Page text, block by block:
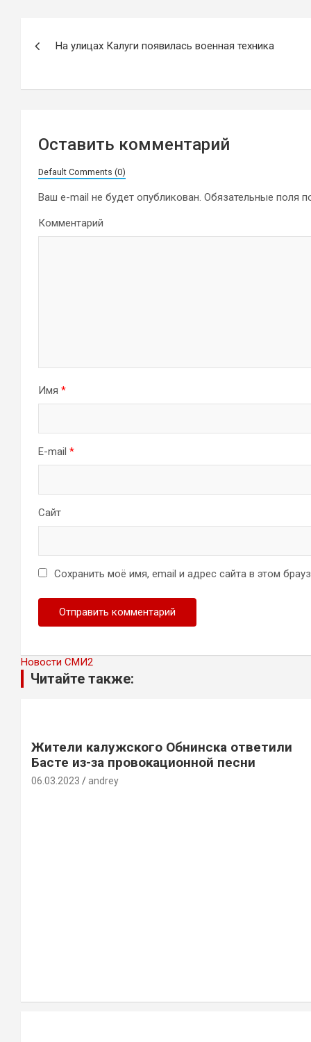
записям
На улицах Калуги появилась военная техника
Оставить комментарий
Default Comments (0)
Ваш e-mail не будет опубликован. Обязательные поля
Комментарий
Имя *
E-mail *
Сайт
Сохранить моё имя, email и адрес сайта в этом
Новости СМИ2
Читайте также:
Жители калужского Обнинска ответили
Басте из-за провокационной песни
06.03.2023 andrey